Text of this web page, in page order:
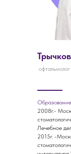
2008г.-
Лечебное
2015г. -